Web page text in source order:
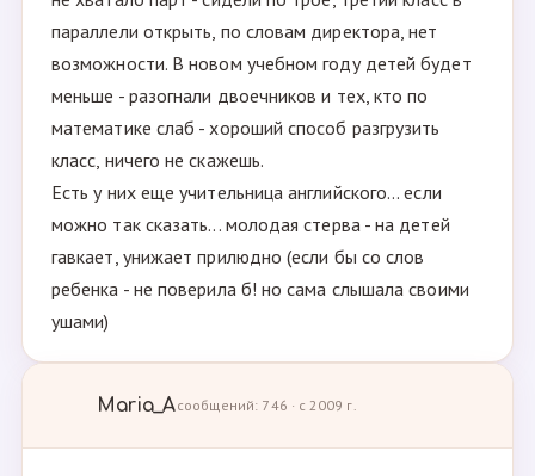
параллели открыть, по словам директора, нет
возможности. В новом учебном году детей будет
меньше - разогнали двоечников и тех, кто по
математике слаб - хороший способ разгрузить
класс, ничего не скажешь.
Есть у них еще учительница английского... если
можно так сказать... молодая стерва - на детей
гавкает, унижает прилюдно (если бы со слов
ребенка - не поверила б! но сама слышала своими
ушами)
Maria_Aсообщений: 746 · с 2009 г.